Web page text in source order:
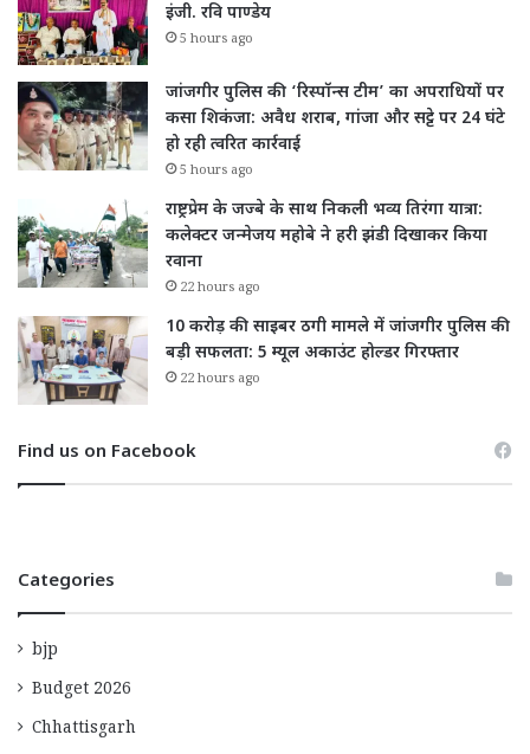
इंजी. रवि पाण्डेय
5 hours ago
जांजगीर पुलिस की ‘रिस्पॉन्स टीम’ का अपराधियों पर
कसा शिकंजा: अवैध शराब, गांजा और सट्टे पर 24 घंटे
हो रही त्वरित कार्रवाई
5 hours ago
राष्ट्रप्रेम के जज्बे के साथ निकली भव्य तिरंगा यात्रा:
कलेक्टर जन्मेजय महोबे ने हरी झंडी दिखाकर किया
रवाना
22 hours ago
10 करोड़ की साइबर ठगी मामले में जांजगीर पुलिस की
बड़ी सफलता: 5 म्यूल अकाउंट होल्डर गिरफ्तार
22 hours ago
Find us on Facebook
Categories
bjp
Budget 2026
Chhattisgarh